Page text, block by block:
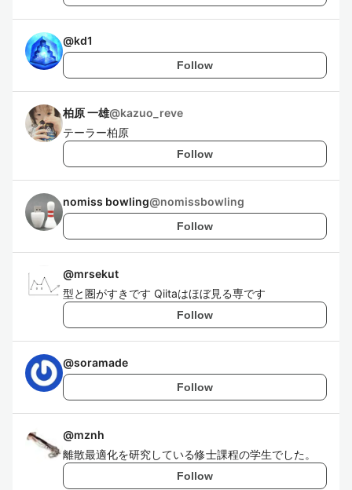
@kd1
Follow
柏原 一雄@kazuo_reve
テーラー柏原
Follow
nomiss bowling@nomissbowling
Follow
@mrsekut
型と圏がすきです Qiitaはほぼ見る専です
Follow
@soramade
Follow
@mznh
離散最適化を研究している修士課程の学生でした。
Follow